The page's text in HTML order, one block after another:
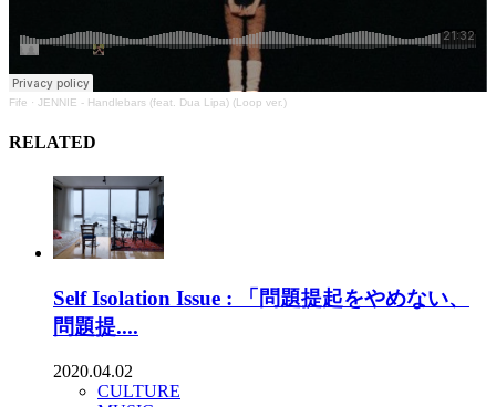
Fife · JENNIE - Handlebars (feat. Dua Lipa) (Loop ver.)
RELATED
Self Isolation Issue : 「問題提起をやめない、
問題提....
2020.04.02
CULTURE